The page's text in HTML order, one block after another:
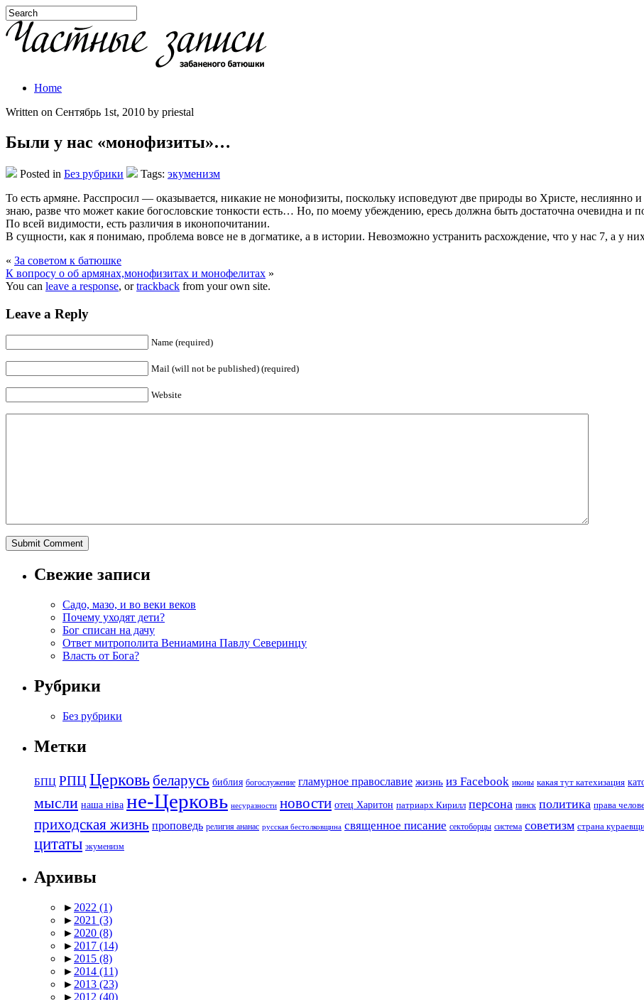
Home
Written on Сентябрь 1st, 2010 by priestal
Были у нас «монофизиты»…
Posted in Без рубрики Tags: экуменизм
То есть армяне. Расспросил — оказывается, никакие не монофизиты, поскольку исповедуют две природы во Христе, неслиянно и
знаю, разве что может какие богословские тонкости есть… Но, по моему убеждению, ересь должна быть достаточна очевидна и
По всей видимости, есть различия в иконопочитании.
В сущности, как я понимаю, проблема вовсе не в догматике, а в истории. Невозможно устранить расхождение, что у нас 7, а у
« За советом к батюшке
К вопросу о об армянах,монофизитах и монофелитах »
You can leave a response, ortrackback from your own site.
Leave a Reply
Name (required)
Mail (will not be published) (required)
Website
Свежие записи
Садо, мазо, и во веки веков
Почему уходят дети?
Бог списан на дачу
Ответ митрополита Вениамина Павлу Северинцу
Власть от Бога?
Рубрики
Без рубрики
Метки
БПЦ РПЦ Церковь беларусь библия богослужение гламурное православие жизнь из Facebook иконы какая тут катехизация
мысли наша ніва не-Церковь несуразности новости отец Харитон патриарх Кирилл персона пинск политика права
приходская жизнь проповедь религия ананас русская бестолковщина священное писание сектоборцы система советизм страна
цитаты экуменизм
Архивы
► 2022 (1)
► 2021 (3)
► 2020 (8)
► 2017 (14)
► 2015 (8)
► 2014 (11)
► 2013 (23)
► 2012 (40)